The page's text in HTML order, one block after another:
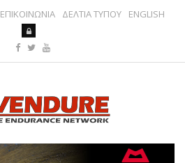
ΕΠΙΚΟΙΝΩΝΙΑ ΔΕΛΤΙΑ ΤΥΠΟΥ ENGLISH